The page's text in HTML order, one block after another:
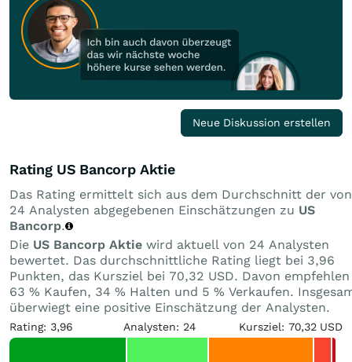
Neue Diskussion erstellen
Rating US Bancorp Aktie
Das Rating ermittelt sich aus dem Durchschnitt der von
24 Analysten abgegebenen Einschätzungen zu US
Bancorp.
Die US Bancorp Aktie wird aktuell von 24 Analysten
bewertet. Das durchschnittliche Rating liegt bei 3,96
Punkten, das Kursziel bei 70,32 USD. Davon empfehlen
63 % Kaufen, 34 % Halten und 5 % Verkaufen.
überwiegt eine positive Einschätzung der Analysten.
Rating: 3,96 Analysten: 24 Kursziel: 70,32 USD